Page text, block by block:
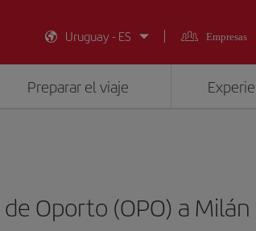
Uruguay - ES
Empresas
Preparar el viaje
Oporto (OPO) a Milán